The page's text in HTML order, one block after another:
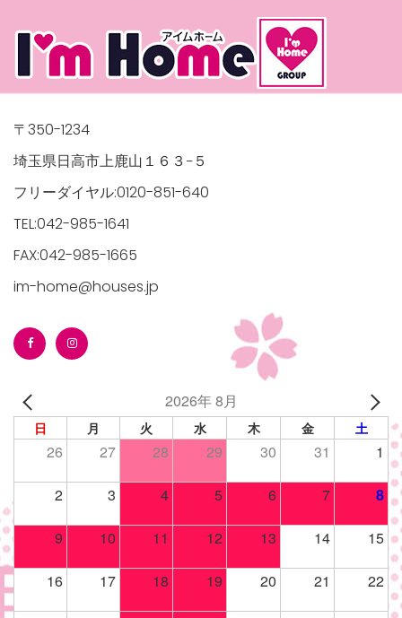
manager/wp-
top-
manager/wp-
top-
〒350-1234
埼玉県日高市上鹿山１６３−５
フリーダイヤル:0120-851-640
TEL:042-985-1641
FAX:042-985-1665
im-home@houses.jp
2026年 8月
日 月 火 水 木 金 土
26 27 28 29 30 31 1
2 3 4 5 6 7 8
9 10 11 12 13 14 15
16 17 18 19 20 21 22